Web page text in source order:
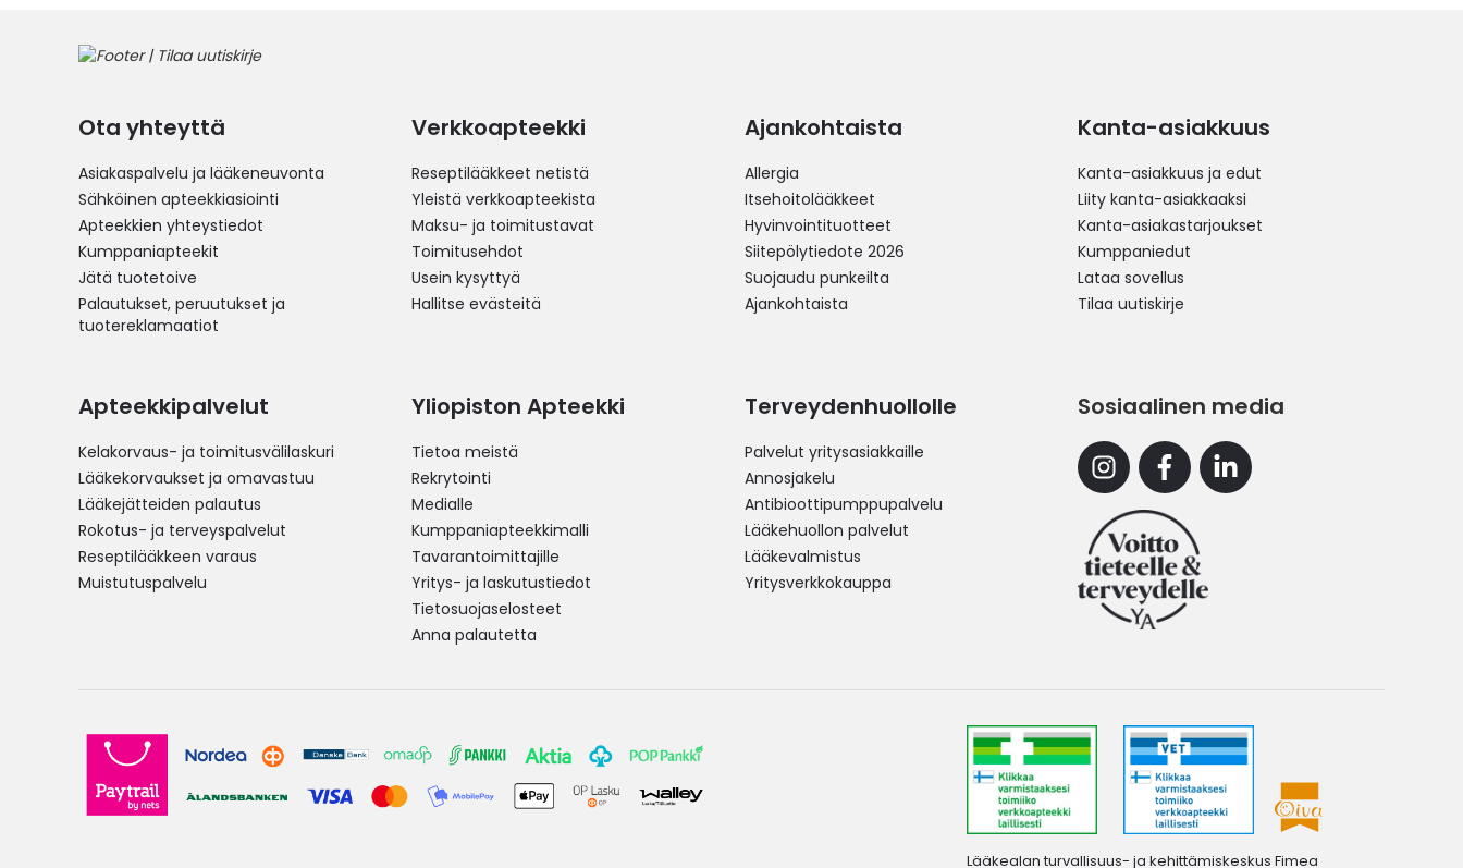
Ota yhteyttä
Asiakaspalvelu ja lääkeneuvonta
Sähköinen apteekkiasiointi
Apteekkien yhteystiedot
Kumppaniapteekit
Jätä tuotetoive
Palautukset, peruutukset ja
tuotereklamaatiot
Verkkoapteekki
Reseptilääkkeet netistä
Yleistä verkkoapteekista
Maksu- ja toimitustavat
Toimitusehdot
Usein kysyttyä
Hallitse evästeitä
Ajankohtaista
Allergia
Itsehoitolääkkeet
Hyvinvointituotteet
Siitepölytiedote 2026
Suojaudu punkeilta
Ajankohtaista
Kanta-asiakkuus
Kanta-asiakkuus ja edut
Liity kanta-asiakkaaksi
Kanta-asiakastarjoukset
Kumppaniedut
Lataa sovellus
Tilaa uutiskirje
Apteekkipalvelut
Kelakorvaus- ja toimitusvälilaskuri
Lääkekorvaukset ja omavastuu
Lääkejätteiden palautus
Rokotus- ja terveyspalvelut
Reseptilääkkeen varaus
Muistutuspalvelu
Yliopiston Apteekki
Tietoa meistä
Rekrytointi
Medialle
Kumppaniapteekkimalli
Tavarantoimittajille
Yritys- ja laskutustiedot
Tietosuojaselosteet
Anna palautetta
Terveydenhuollolle
Palvelut yritysasiakkaille
Annosjakelu
Antibioottipumppupalvelu
Lääkehuollon palvelut
Lääkevalmistus
Yritysverkkokauppa
Sosiaalinen media
InstagramFacebookLinkedin
Lääkealan turvallisuus- ja kehittämiskeskus Fimea